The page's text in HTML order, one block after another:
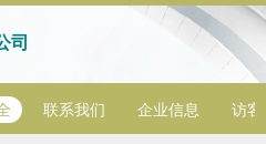
司
联系我们 企业信息 访客